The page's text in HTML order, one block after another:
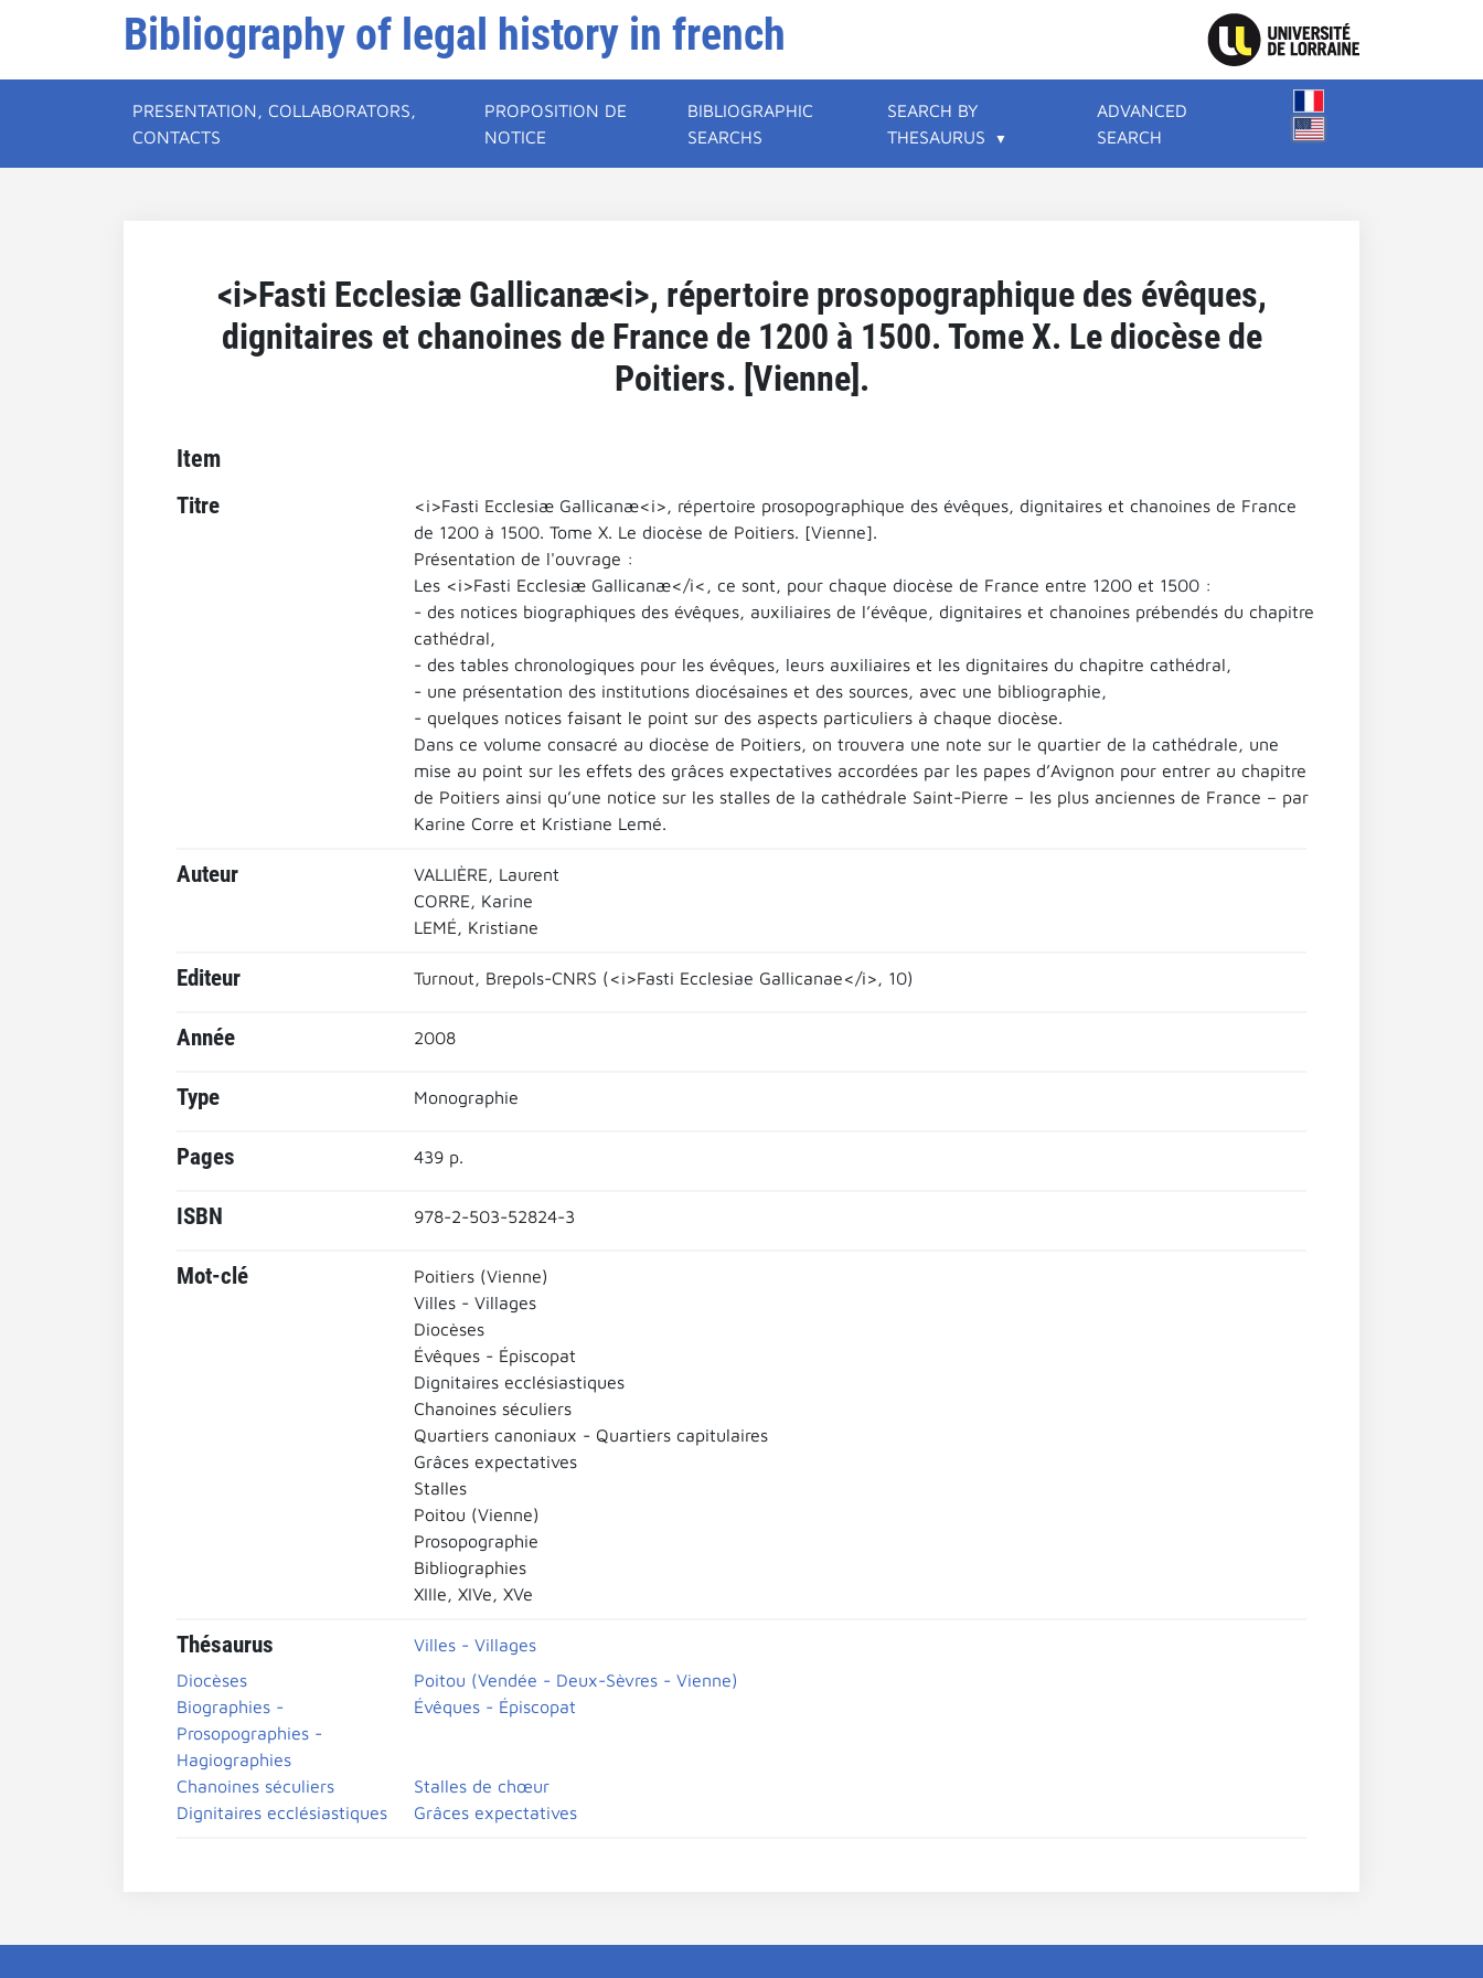
Bibliography of legal history in french
PRESENTATION, COLLABORATORS,
CONTACTS
PROPOSITION DE
NOTICE
BIBLIOGRAPHIC
SEARCHS
SEARCH BY
THESAURUS
ADVANCED
SEARCH
<i>Fasti Ecclesiæ Gallicanæ<i>, répertoire prosopographique des évêques,
dignitaires et chanoines de France de 1200 à 1500. Tome X. Le diocèse de
Poitiers. [Vienne].
Item
Titre
<i>Fasti Ecclesiæ Gallicanæ<i>, répertoire prosopographique des évêques, dignitaires et chanoines de France
de 1200 à 1500. Tome X. Le diocèse de Poitiers. [Vienne].
Présentation de l'ouvrage :
Les <i>Fasti Ecclesiæ Gallicanæ</i<, ce sont, pour chaque diocèse de France entre 1200 et 1500 :
- des notices biographiques des évêques, auxiliaires de l’évêque, dignitaires et chanoines prébendés du chapitre
cathédral,
- des tables chronologiques pour les évêques, leurs auxiliaires et les dignitaires du chapitre cathédral,
- une présentation des institutions diocésaines et des sources, avec une bibliographie,
- quelques notices faisant le point sur des aspects particuliers à chaque diocèse.
Dans ce volume consacré au diocèse de Poitiers, on trouvera une note sur le quartier de la cathédrale, une
mise au point sur les effets des grâces expectatives accordées par les papes d’Avignon pour entrer au chapitre
de Poitiers ainsi qu’une notice sur les stalles de la cathédrale Saint-Pierre – les plus anciennes de France – par
Karine Corre et Kristiane Lemé.
Auteur
VALLIÈRE, Laurent
CORRE, Karine
LEMÉ, Kristiane
Editeur Turnout, Brepols-CNRS (<i>Fasti Ecclesiae Gallicanae</i>, 10)
Année 2008
Type Monographie
Pages 439 p.
ISBN 978-2-503-52824-3
Mot-clé
Poitiers (Vienne)
Villes - Villages
Diocèses
Évêques - Épiscopat
Dignitaires ecclésiastiques
Chanoines séculiers
Quartiers canoniaux - Quartiers capitulaires
Grâces expectatives
Stalles
Poitou (Vienne)
Prosopographie
Bibliographies
XIIIe, XIVe, XVe
Thésaurus
Villes - Villages
Diocèses
Poitou (Vendée - Deux-Sèvres - Vienne)
Biographies -
Prosopographies -
Hagiographies
Évêques - Épiscopat
Chanoines séculiers
Stalles de chœur
Dignitaires ecclésiastiques
Grâces expectatives